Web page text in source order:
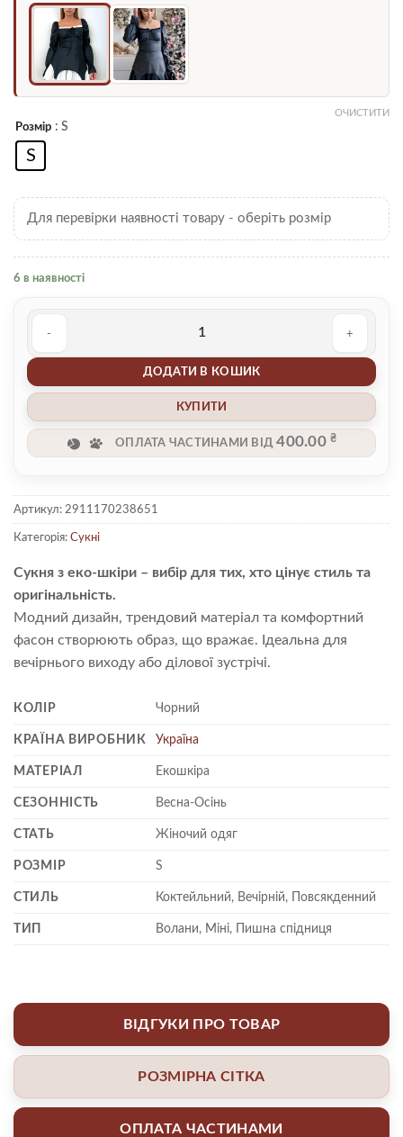
Розмір : S
S
ОЧИСТИТИ
Для перевірки наявності товару - оберіть розмір
6 в наявності
ДОДАТИ В КОШИК
КУПИТИ
ОПЛАТА ЧАСТИНАМИ ВІД400.00₴
Артикул: 2911170238651
Категорія: Сукні
Сукня з еко-шкіри – вибір для тих, хто цінує стиль та
оригінальність.
Модний дизайн, трендовий матеріал та комфортний
фасон створюють образ, що вражає. Ідеальна для
вечірнього виходу або ділової зустрічі.
КОЛІР Чорний
КРАЇНА ВИРОБНИК Україна
МАТЕРІАЛ Екошкіра
СЕЗОННІСТЬ Весна-Осінь
СТАТЬ Жіночий одяг
РОЗМІР S
СТИЛЬ Коктейльний, Вечірній, Повсякденний
ТИП Волани, Міні, Пишна спідниця
ВІДГУКИ ПРО ТОВАР
РОЗМІРНА СІТКА
ОПЛАТА ЧАСТИНАМИ